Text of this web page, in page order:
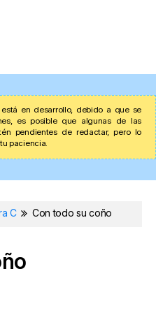
en desarrollo, debido a que se
es posible que algunas de las
pendientes de redactar, pero lo
paciencia.
C Con todo su coño